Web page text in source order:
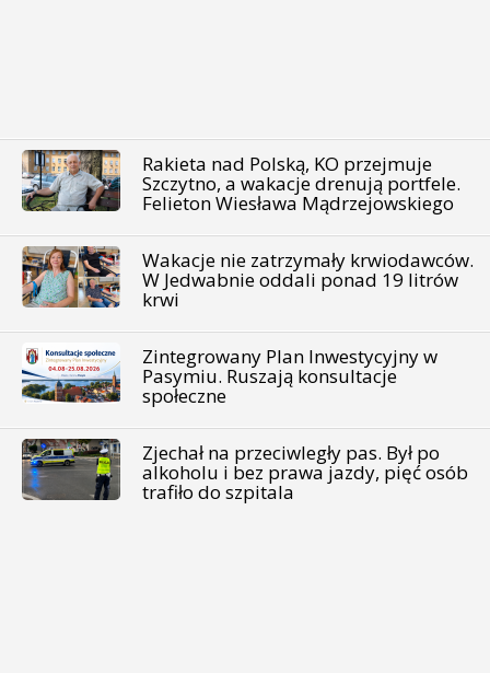
Rakieta nad Polską, KO przejmuje
Szczytno, a wakacje drenują portfele.
Felieton Wiesława Mądrzejowskiego
Wakacje nie zatrzymały krwiodawców.
W Jedwabnie oddali ponad 19 litrów
krwi
Zintegrowany Plan Inwestycyjny w
Pasymiu. Ruszają konsultacje
społeczne
Zjechał na przeciwległy pas. Był po
alkoholu i bez prawa jazdy, pięć osób
trafiło do szpitala